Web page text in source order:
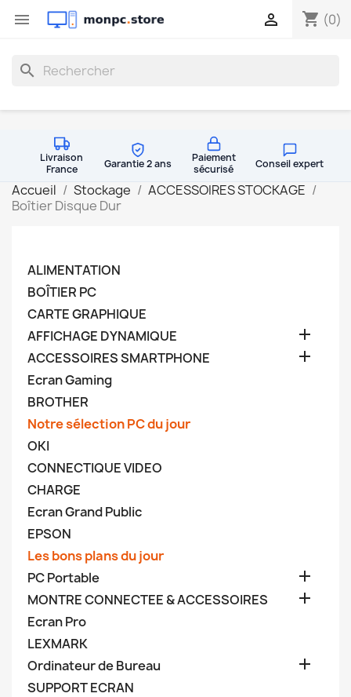
 shopping_cart (0)

search
Livraison
France
Garantie 2 ans
Paiement
sécurisé
Conseil expert
Accueil Stockage
ACCESSOIRES STOCKAGE
Boîtier Disque Dur
ALIMENTATION
BOÎTIER PC
CARTE GRAPHIQUE
AFFICHAGE DYNAMIQUE

ACCESSOIRES SMARTPHONE 
Ecran Gaming
BROTHER
Notre sélection PC du jour
OKI
CONNECTIQUE VIDEO
CHARGE
Ecran Grand Public
EPSON
Les bons plans du jour
PC Portable

MONTRE CONNECTEE & ACCESSOIRES 
Ecran Pro
LEXMARK
Ordinateur de Bureau

SUPPORT ECRAN